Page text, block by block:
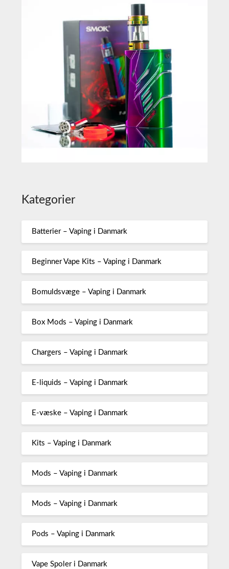
Kategorier
Batterier – Vaping i Danmark
Beginner Vape Kits – Vaping i Danmark
Bomuldsvæge – Vaping i Danmark
Box Mods – Vaping i Danmark
Chargers – Vaping i Danmark
E-liquids – Vaping i Danmark
E-væske – Vaping i Danmark
Kits – Vaping i Danmark
Mods – Vaping i Danmark
Mods – Vaping i Danmark
Pods – Vaping i Danmark
Vape Spoler i Danmark